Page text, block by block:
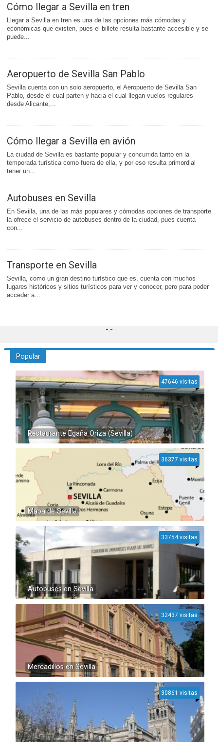
Cómo llegar a Sevilla en tren
Llegar a Sevilla en tren es una de las opciones más cómodas y
económicas que existen, pues el billete resulta bastante accesible y se
puede...
Aeropuerto de Sevilla San Pablo
Sevilla cuenta con un solo aeropuerto, el Aeropuerto de Sevilla San
Pablo, desde el cual parten y hacia el cual llegan vuelos regulares
desde Alicante,...
Cómo llegar a Sevilla en avión
La ciudad de Sevilla es bastante popular y concurrida tanto en la
temporada turística como fuera de ella, y por eso resulta primordial
tener un...
Autobuses en Sevilla
En Sevilla, una de las más populares y cómodas opciones de transporte
la ofrece el servicio de autobuses dentro de la ciudad, pues cuenta
con...
Transporte en Sevilla
Sevilla, como un gran destino turístico que es, cuenta con muchos
lugares históricos y sitios turísticos para ver y conocer, pero para poder
acceder a...
-.-
Popular
Restaurante Egaña Oriza (Sevilla)
47646 visitas
Mapa de Sevilla
36377 visitas
Autobuses en Sevilla
33754 visitas
Mercadillos en Sevilla
32437 visitas
30861 visitas